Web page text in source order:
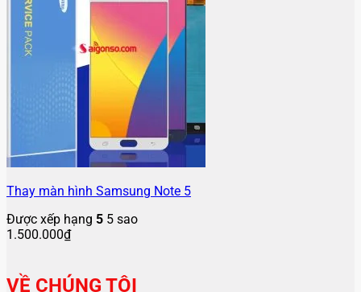
Thay màn hình Samsung Note 5
Được xếp hạng 5 5 sao
1.500.000₫
VỀ CHÚNG TÔI